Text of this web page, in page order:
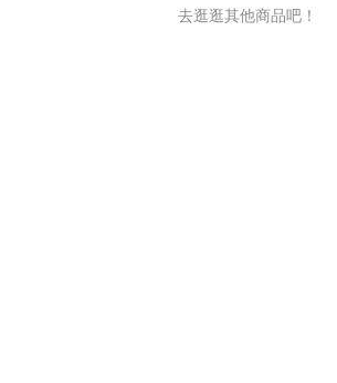
去逛逛其他商品吧！